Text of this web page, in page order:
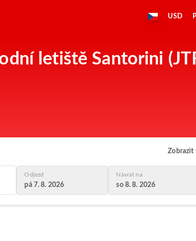
USD
letiště Santorini
Zobrazit
Odjezd
pá 7. 8. 2026
Návrat na
so 8. 8. 2026